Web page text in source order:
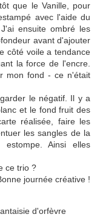
que le Vanille, pour
avec l'aide du
ensuite ombré les
avant d'ajouter
côté voile a tendance
la force de l'encre.
mon fond - ce n'était
le négatif. Il y a
et le fond fruit des
réalisée, faire les
les sangles de la
Ainsi elles
ce trio ?
journée créative !
d'orfèvre